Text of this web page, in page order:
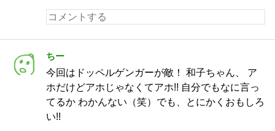
ちー
今回はドッペルゲンガーが敵！ 和子ちゃん、 ア
ホだけどアホじゃなくてアホ!! 自分でもなに言っ
てるか わかんない（笑）でも、とにかくおもしろ
い!!